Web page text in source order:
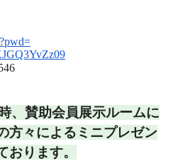
pwd=
09
、 賛助会員展示ルームに
方々によるミニプレゼン
おります。